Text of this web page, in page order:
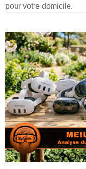
pour votre domicile.